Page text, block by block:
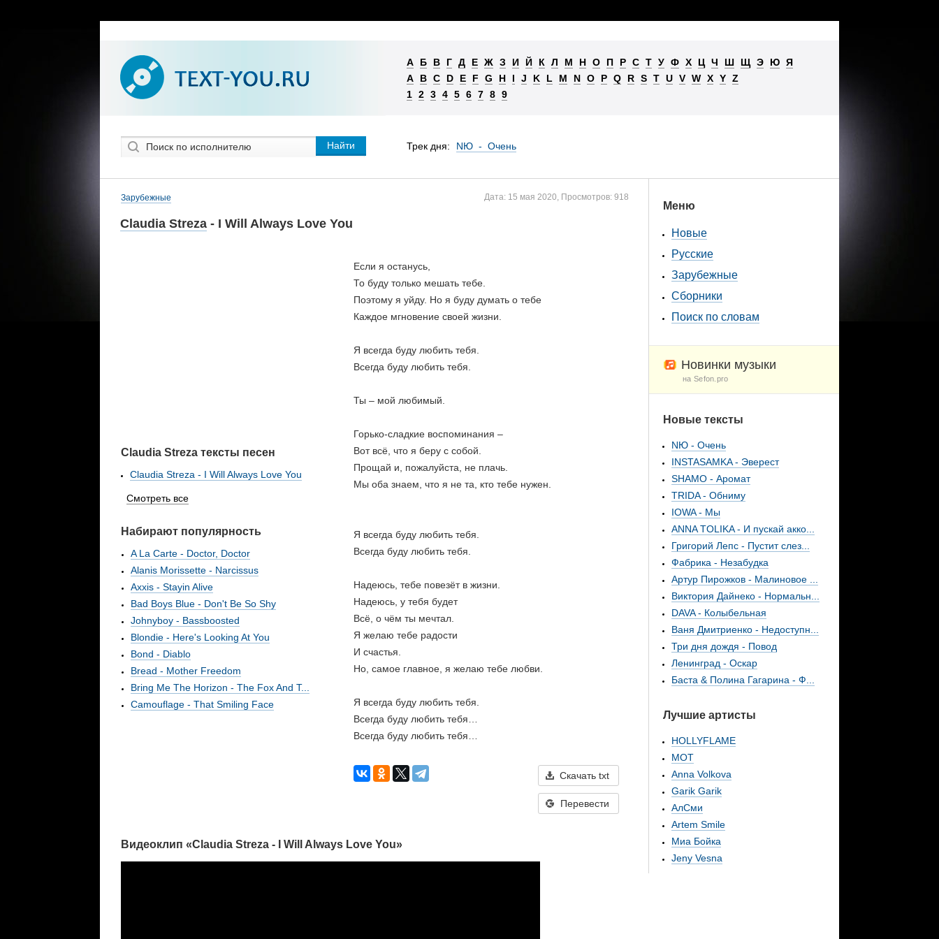
А Б В Г Д Е Ж З И Й К Л М Н О П Р С Т У Ф Х Ц Ч Ш Щ Э Ю Я
A
B C D E F G H I J K L M N O P Q R S T U V W X Y Z
1 2 3 4 5 6 7 8 9
Трек дня: NЮ - Очень
Зарубежные Дата: 15 мая 2020, Просмотров: 918
Claudia Streza - I Will Always Love You
Если я останусь,
То буду только мешать тебе.
Поэтому я уйду. Но я буду думать о тебе
Каждое мгновение своей жизни.
Я всегда буду любить тебя.
Всегда буду любить тебя.
Ты – мой любимый.
Горько-сладкие воспоминания –
Вот всё, что я беру с собой.
Прощай и, пожалуйста, не плачь.
Мы оба знаем, что я не та, кто тебе нужен.
Я всегда буду любить тебя.
Всегда буду любить тебя.
Надеюсь, тебе повезёт в жизни.
Надеюсь, у тебя будет
Всё, о чём ты мечтал.
Я желаю тебе радости
И счастья.
Но, самое главное, я желаю тебе любви.
Я всегда буду любить тебя.
Всегда буду любить тебя…
Всегда буду любить тебя…
Скачать txt
Перевести
Claudia Streza тексты песен
Claudia Streza - I Will Always Love You
Смотреть все
Набирают популярность
A La Carte - Doctor, Doctor
Alanis Morissette - Narcissus
Axxis - Stayin Alive
Bad Boys Blue - Don't Be So Shy
Johnyboy - Bassboosted
Blondie - Here's Looking At You
Bond - Diablo
Bread - Mother Freedom
Bring Me The Horizon - The Fox And T...
Camouflage - That Smiling Face
Видеоклип «Claudia Streza - I Will Always Love You»
Меню
Новые
Русские
Зарубежные
Сборники
Поиск по словам
Новинки музыки
на Sefon.pro
Новые тексты
NЮ - Очень
INSTASAMKA - Эверест
SHAMO - Аромат
TRIDA - Обниму
IOWA - Мы
ANNA TOLIKA - И пускай акко...
Григорий Лепс - Пустит слез...
Фабрика - Незабудка
Артур Пирожков - Малиновое ...
Виктория Дайнеко - Нормальн...
DAVA - Колыбельная
Ваня Дмитриенко - Недоступн...
Три дня дождя - Повод
Ленинград - Оскар
Баста & Полина Гагарина - Ф...
Лучшие артисты
HOLLYFLAME
МОТ
Anna Volkova
Garik Garik
АлСми
Artem Smile
Миа Бойка
Jeny Vesna